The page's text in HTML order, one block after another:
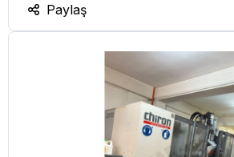
Paylaş